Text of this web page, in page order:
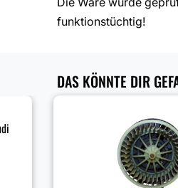
funktionstüchtig!
DAS KÖNNTE DIR